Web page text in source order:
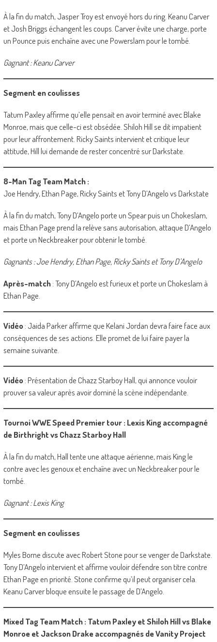
À la fin du match, Jasper Troy est envoyé hors du ring. Keanu Carver
et Josh Briggs échangent les coups. Carver évite une charge, porte
un Pounce puis enchaîne avec une Powerslam pour le tombé.
Gagnant : Keanu Carver
Segment en coulisses
Tatum Paxley affirme qu’elle pensait en avoir terminé avec Blake
Monroe, mais que celle-ci est obsédée. Shiloh Hill se dit impatient
pour leur affrontement. Ricky Saints intervient et critique leur
attitude, Hill lui demande de rester concentré sur Darkstate.
8-Man Tag Team Match :
Joe Hendry, Ethan Page, Ricky Saints et Tony D’Angelo vs Darkstate
À la fin du match, Tony D’Angelo porte un Spear puis un Chokeslam,
mais Ethan Page prend la relève sans autorisation, attaque D’Angelo
et porte un Neckbreaker pour obtenir le tombé.
Gagnants : Joe Hendry, Ethan Page, Ricky Saints et Tony D’Angelo
Après-match: Tony D’Angelo est furieux et porte un Chokeslam à
Ethan Page.
Vidéo: Jaida Parker affirme que Kelani Jordan devra faire face aux
conséquences de ses actions. Elle promet de lui faire payer la
semaine suivante.
Vidéo: Présentation de Chazz Starboy Hall, qui annonce vouloir
prouver sa valeur après avoir dominé la scène indépendante.
Tournoi WWE Speed Premier tour : Lexis King accompagné
de Birthright vs Chazz Starboy Hall
À la fin du match, Hall tente une attaque aérienne, mais King le
contre avec les genoux et enchaîne avec un Neckbreaker pour le
tombé.
Gagnant : Lexis King
Segment en coulisses
Myles Borne discute avec Robert Stone pour se venger de Darkstate.
Tony D’Angelo intervient et affirme vouloir défendre son titre contre
Ethan Page en priorité. Stone confirme qu’il peut organiser cela.
Keanu Carver bloque ensuite le passage de D’Angelo.
Mixed Tag Team Match : Tatum Paxley et Shiloh Hill vs Blake
Monroe et Jackson Drake accompagnés de Vanity Project